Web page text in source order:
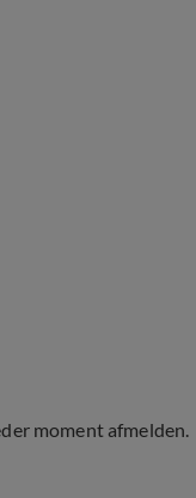
moment afmelden.